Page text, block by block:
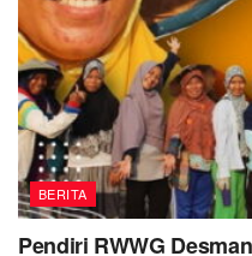
BERITA
Pendiri RWWG